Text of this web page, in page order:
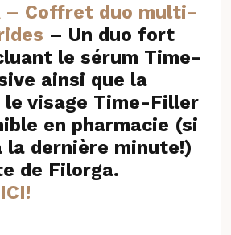
– Coffret duo multi-
– Un duo fort
le sérum Time-
ainsi que la
le visage Time-Filler
en pharmacie (si
la dernière minute!)
de Filorga.